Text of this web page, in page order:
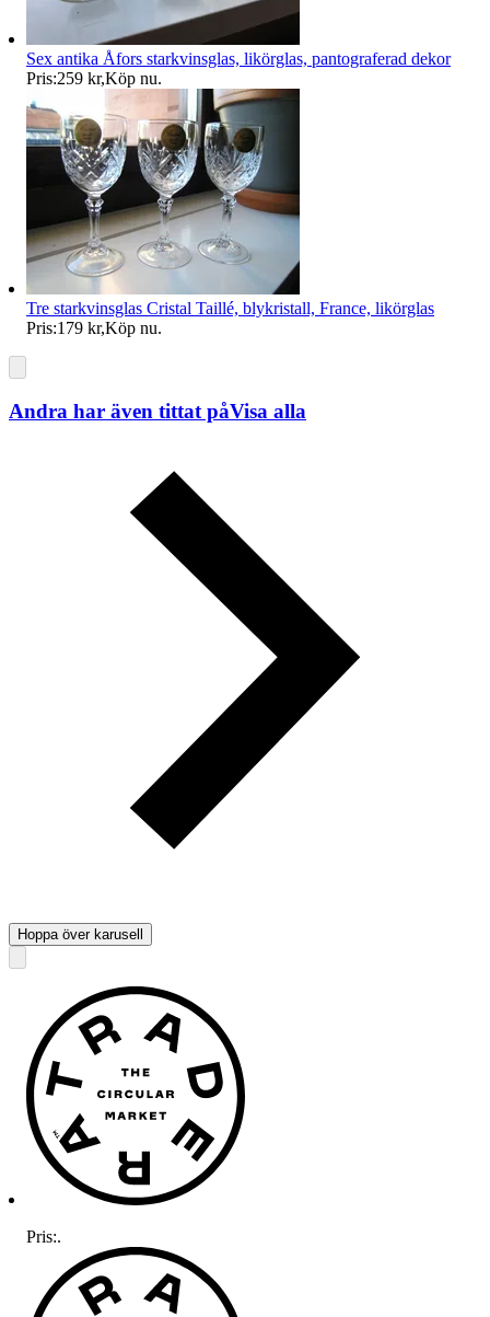
Sex antika Åfors starkvinsglas, likörglas, pantograferad dekor
Pris:259 kr,Köp nu.
Tre starkvinsglas Cristal Taillé, blykristall, France, likörglas
Pris:179 kr,Köp nu.
Andra har även tittat påVisa alla
Hoppa över karusell
Pris:.